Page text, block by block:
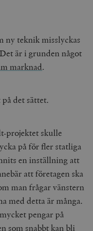
ny teknik misslyckas
är i grunden något
marknad.
det sättet.
projektet skulle
på för fler statliga
en inställning att
att företagen ska
man frågar vänstern
med detta är många.
pengar på
som snabbt kan bli